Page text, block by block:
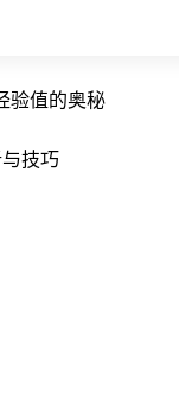
验值的奥秘
技巧